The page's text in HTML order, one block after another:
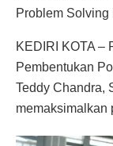
Problem Solving
KEDIRI KOTA –
Pembentukan
Teddy Chandra,
memaksimalkan